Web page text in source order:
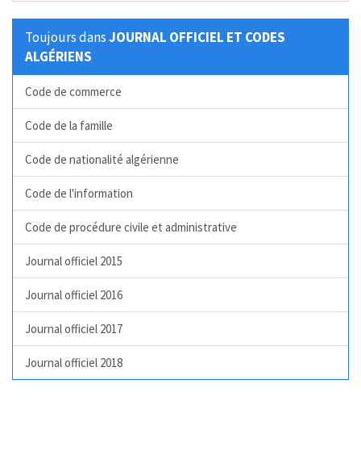
Toujours dansJOURNAL OFFICIEL ET CODES
ALGÉRIENS
Code de commerce
Code de la famille
Code de nationalité algérienne
Code de l'information
Code de procédure civile et administrative
Journal officiel 2015
Journal officiel 2016
Journal officiel 2017
Journal officiel 2018